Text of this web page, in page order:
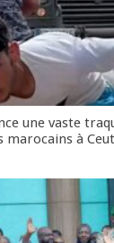
une vaste
marocains à